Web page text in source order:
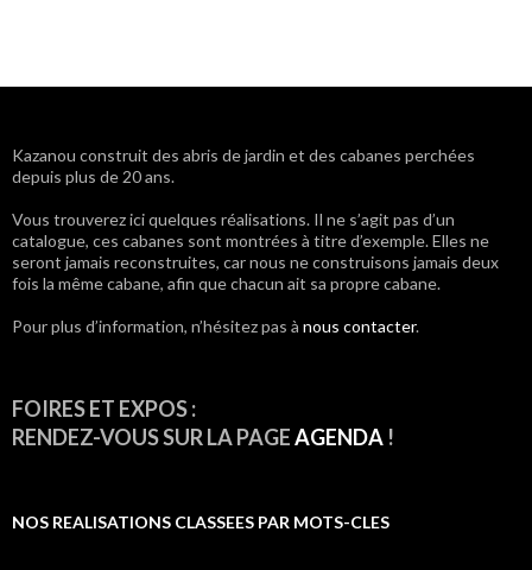
Navigation
des
articles
Kazanou construit des abris de jardin et des cabanes perchées
depuis plus de 20 ans.
Vous trouverez ici quelques réalisations. Il ne s’agit pas d’un
catalogue, ces cabanes sont montrées à titre d’exemple. Elles ne
seront jamais reconstruites, car nous ne construisons jamais deux
fois la même cabane, afin que chacun ait sa propre cabane.
Pour plus d’information, n’hésitez pas à nous contacter.
FOIRES ET EXPOS :
RENDEZ-VOUS SUR LA PAGEAGENDA !
NOS REALISATIONS CLASSEES PAR MOTS-CLES